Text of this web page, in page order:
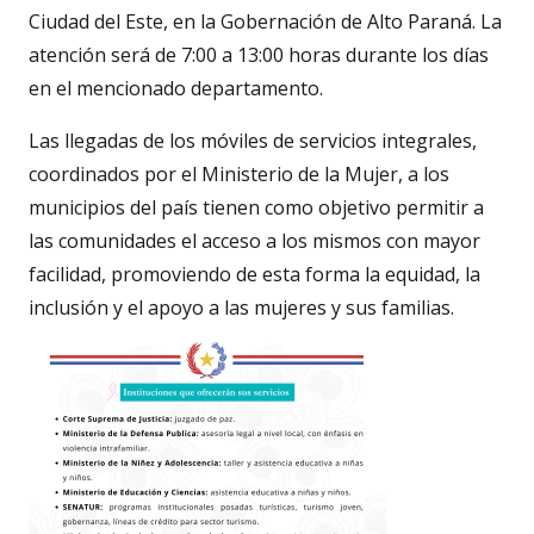
Ciudad del Este, en la Gobernación de Alto Paraná. La
atención será de 7:00 a 13:00 horas durante los días
en el mencionado departamento.
Las llegadas de los móviles de servicios integrales,
coordinados por el Ministerio de la Mujer, a los
municipios del país tienen como objetivo permitir a
las comunidades el acceso a los mismos con mayor
facilidad, promoviendo de esta forma la equidad, la
inclusión y el apoyo a las mujeres y sus familias.